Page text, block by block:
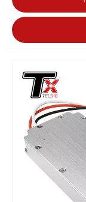
мощностью
для ситуаций,
военных,
Protecter
имеющему
повреждения,
время помех